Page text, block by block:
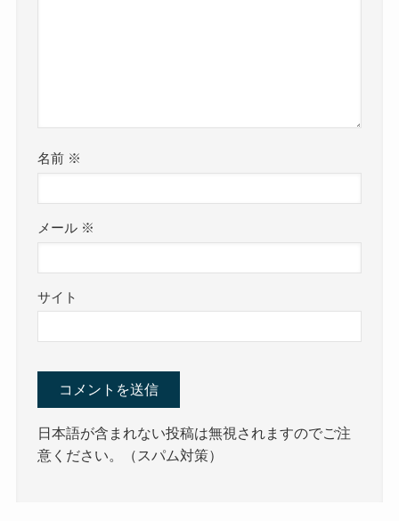
名前 ※
メール ※
サイト
日本語が含まれない投稿は無視されますのでご注
意ください。（スパム対策）